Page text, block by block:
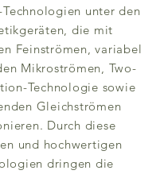
Technologien unter den
die mit
Feinströmen, variabel
Mikroströmen, Two-
Technologie sowie
Gleichströmen
Durch diese
und hochwertigen
dringen die